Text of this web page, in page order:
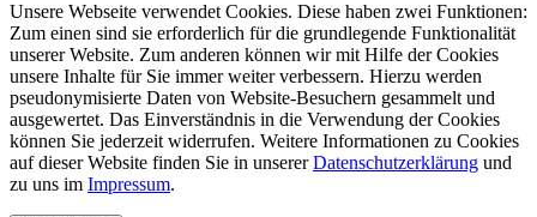
Unsere Webseite verwendet Cookies. Diese haben zwei Funktionen:
Zum einen sind sie erforderlich für die grundlegende Funktionalität
unserer Website. Zum anderen können wir mit Hilfe der Cookies
unsere Inhalte für Sie immer weiter verbessern. Hierzu werden
pseudonymisierte Daten von Website-Besuchern gesammelt und
ausgewertet. Das Einverständnis in die Verwendung der Cookies
können Sie jederzeit widerrufen. Weitere Informationen zu Cookies
auf dieser Website finden Sie in unsererDatenschutzerklärung und
zu uns im Impressum.